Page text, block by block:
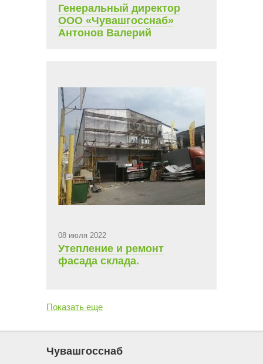
Генеральный директор
ООО «Чувашгосснаб»
Антонов Валерий
08 июля 2022
Утепление и ремонт
фасада склада.
Показать еще
Чувашгосснаб